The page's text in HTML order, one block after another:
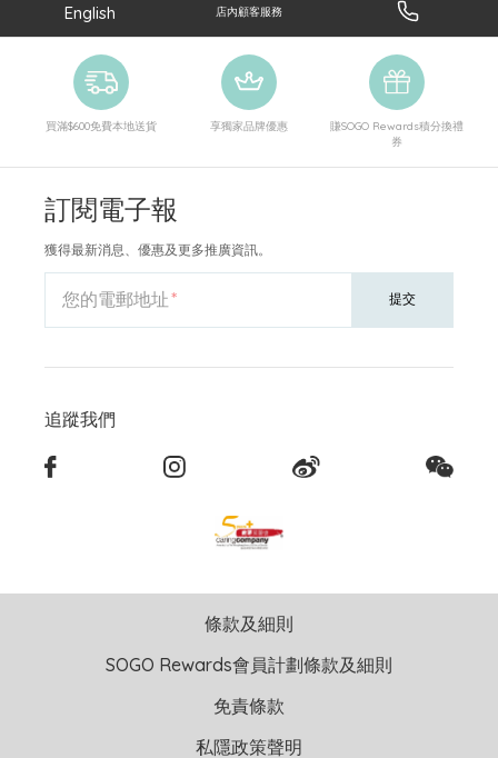
English 店內顧客服務
買滿$600免費本地送貨 享獨家品牌優惠
賺SOGO Rewards積分換禮
券
訂閱電子報
獲得最新消息、優惠及更多推廣資訊。
您的電郵地址 提交
追蹤我們
條款及細則
SOGO Rewards會員計劃條款及細則
免責條款
私隱政策聲明